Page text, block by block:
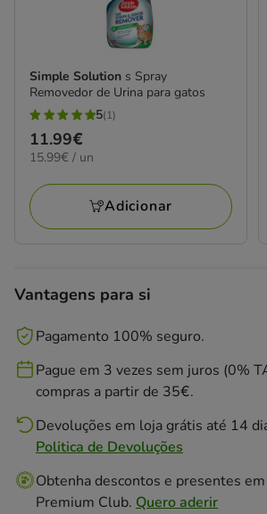
Simple Solution s Spray
Removedor de Urina para gatos
5
estrelas
com
1
avaliações
5(1)
Preço
11.99€
11.99€
15.99€
UN
15.99€ / un
Adicionar
Vantagens para si
Pagamento 100% seguro.
Pague em 3 vezes sem juros (0%
compras a partir de 35€.
Devoluções em loja grátis até 14
Politica de Devoluções
Obtenha descontos e presentes
Premium Club. Quero aderir